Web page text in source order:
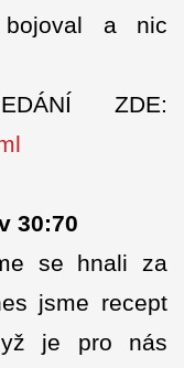
a nic
ZDE:
30:70
se hnali za
jsme recept
je pro nás